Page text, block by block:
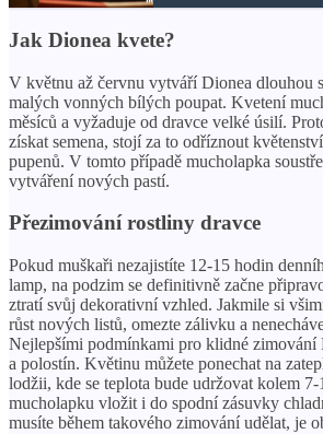
Jak Dionea kvete?
V květnu až červnu vytváří Dionea dlouhou
malých vonných bílých poupat. Kvetení
měsíců a vyžaduje od dravce velké úsilí.
získat semena, stojí za to odříznout
pupenů. V tomto případě mucholapka
vytváření nových pastí.
Přezimování rostliny dravce
Pokud muškaři nezajistíte 12-15 hodin
lamp, na podzim se definitivně začne
ztratí svůj dekorativní vzhled. Jakmile si
růst nových listů, omezte zálivku a
Nejlepšími podmínkami pro klidné zimování
a polostín. Květinu můžete ponechat na
lodžii, kde se teplota bude udržovat kolem 7-
mucholapku vložit i do spodní zásuvky
musíte během takového zimování udělat, je